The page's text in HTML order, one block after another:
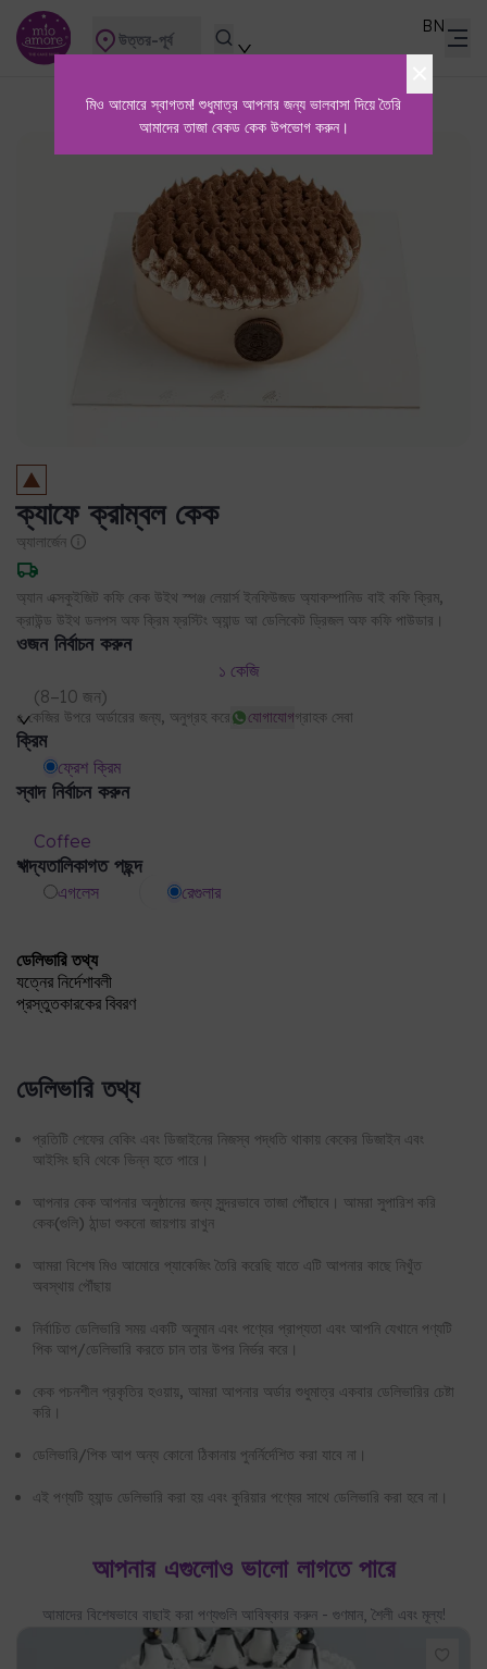
মিও আমোরে স্বাগতম! শুধুমাত্র আপনার জন্য ভালবাসা দিয়ে তৈরি
আমাদের তাজা বেকড কেক উপভোগ করুন।
উত্তর-পূর্ব
BN
ক্যাফে ক্রাম্বল কেক
অ্যালার্জেন
অ্যান এক্সকুইজিট কফি কেক উইথ স্পঞ্জ লেয়ার্স ইনফিউজড অ্যাকম্পানিড বাই কফি ক্রিম,
ক্রাউন্ড উইথ ডলপস অফ ক্রিম ফ্রস্টিং অ্যান্ড আ ডেলিকেট ড্রিজল অফ কফি পাউডার।
ওজন নির্বাচন করুন
১ কেজি
(8–10 জন)
৫ কেজির উপরে অর্ডারের জন্য, অনুগ্রহ করে যোগাযোগগ্রাহক সেবা
ক্রিম
ফ্রেশ ক্রিম
স্বাদ নির্বাচন করুন
Coffee
খাদ্যতালিকাগত পছন্দ
এগলেস রেগুলার
ডেলিভারি তথ্য
যত্নের নির্দেশাবলী
প্রস্তুতকারকের বিবরণ
ডেলিভারি তথ্য
প্রতিটি শেফের বেকিং এবং ডিজাইনের নিজস্ব পদ্ধতি থাকায় কেকের ডিজাইন এবং
আইসিং ছবি থেকে ভিন্ন হতে পারে।
আপনার কেক আপনার অনুষ্ঠানের জন্য সুন্দরভাবে তাজা পৌঁছাবে। আমরা সুপারিশ করি
কেক(গুলি) ঠান্ডা শুকনো জায়গায় রাখুন
আমরা বিশেষ মিও আমোরে প্যাকেজিং তৈরি করেছি যাতে এটি আপনার কাছে নিখুঁত
অবস্থায় পৌঁছায়
নির্বাচিত ডেলিভারি সময় একটি অনুমান এবং পণ্যের প্রাপ্যতা এবং আপনি যেখানে পণ্যটি
পিক আপ/ডেলিভারি করতে চান তার উপর নির্ভর করে।
কেক পচনশীল প্রকৃতির হওয়ায়, আমরা আপনার অর্ডার শুধুমাত্র একবার ডেলিভারির চেষ্টা
করি।
ডেলিভারি/পিক আপ অন্য কোনো ঠিকানায় পুনর্নির্দেশিত করা যাবে না।
এই পণ্যটি হ্যান্ড ডেলিভারি করা হয় এবং কুরিয়ার পণ্যের সাথে ডেলিভারি করা হবে না।
আপনার এগুলোও ভালো লাগতে পারে
আমাদের বিশেষভাবে বাছাই করা পণ্যগুলি আবিষ্কার করুন - গুণমান, শৈলী এবং মূল্য!